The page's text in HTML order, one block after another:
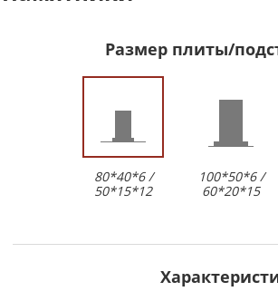
Размер плиты/
80*40*6 /
50*15*12
100*50*6 /
60*20*15